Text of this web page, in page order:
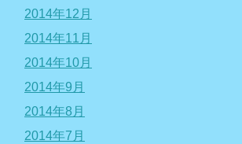
2014年12月
2014年11月
2014年10月
2014年9月
2014年8月
2014年7月